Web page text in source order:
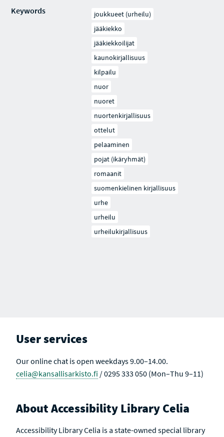
Keywords
joukkueet (urheilu)
jääkiekko
jääkiekkoilijat
kaunokirjallisuus
kilpailu
nuor
nuoret
nuortenkirjallisuus
ottelut
pelaaminen
pojat (ikäryhmät)
romaanit
suomenkielinen kirjallisuus
urhe
urheilu
urheilukirjallisuus
User services
Our online chat is open weekdays 9.00–14.00.
celia@kansallisarkisto.fi / 0295 333 050 (Mon–Thu 9–11)
About Accessibility Library Celia
Accessibility Library Celia is a state-owned special library